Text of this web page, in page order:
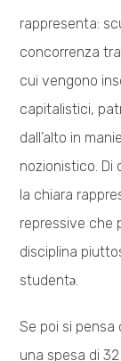
rappresenta:
concorrenza
cui vengono
capitalistici,
dall’alto in
nozionistico. Di
la chiara
repressive che
disciplina
studentə.
Se poi si
una spesa di